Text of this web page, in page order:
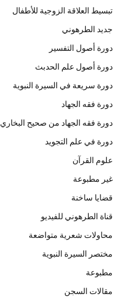
تبسيط العلاقة الزوجية للأطفال
جديد الطرهوني
دورة أصول التفسير
دورة أصول علم الحدبث
دورة سريعة في السيرة النبوية
دورة فقه الجهاد
دورة فقه الجهاد من صحيح البخاري
دورة في علم التجويد
علوم القرآن
غير مطبوعة
قضايا ساخنة
قناة الطرهوني للفيديو
محاولات شعرية متواضعة
مختصر السيرة النبوية
مطبوعة
مقالات السجن